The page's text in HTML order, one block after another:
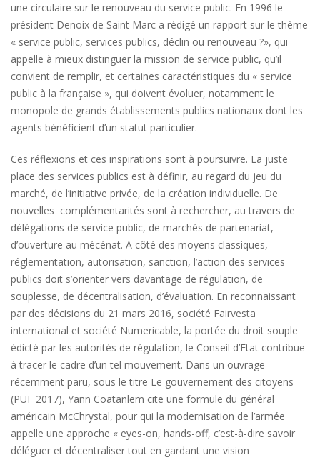
une circulaire sur le renouveau du service public. En 1996 le
président Denoix de Saint Marc a rédigé un rapport sur le thème
« service public, services publics, déclin ou renouveau ?», qui
appelle à mieux distinguer la mission de service public, qu’il
convient de remplir, et certaines caractéristiques du « service
public à la française », qui doivent évoluer, notamment le
monopole de grands établissements publics nationaux dont les
agents bénéficient d’un statut particulier.
Ces réflexions et ces inspirations sont à poursuivre. La juste
place des services publics est à définir, au regard du jeu du
marché, de l’initiative privée, de la création individuelle. De
nouvelles complémentarités sont à rechercher, au travers de
délégations de service public, de marchés de partenariat,
d’ouverture au mécénat. A côté des moyens classiques,
réglementation, autorisation, sanction, l’action des services
publics doit s’orienter vers davantage de régulation, de
souplesse, de décentralisation, d’évaluation. En reconnaissant
par des décisions du 21 mars 2016, société Fairvesta
international et société Numericable, la portée du droit souple
édicté par les autorités de régulation, le Conseil d’Etat contribue
à tracer le cadre d’un tel mouvement. Dans un ouvrage
récemment paru, sous le titre Le gouvernement des citoyens
(PUF 2017), Yann Coatanlem cite une formule du général
américain McChrystal, pour qui la modernisation de l’armée
appelle une approche « eyes-on, hands-off, c’est-à-dire savoir
déléguer et décentraliser tout en gardant une vision